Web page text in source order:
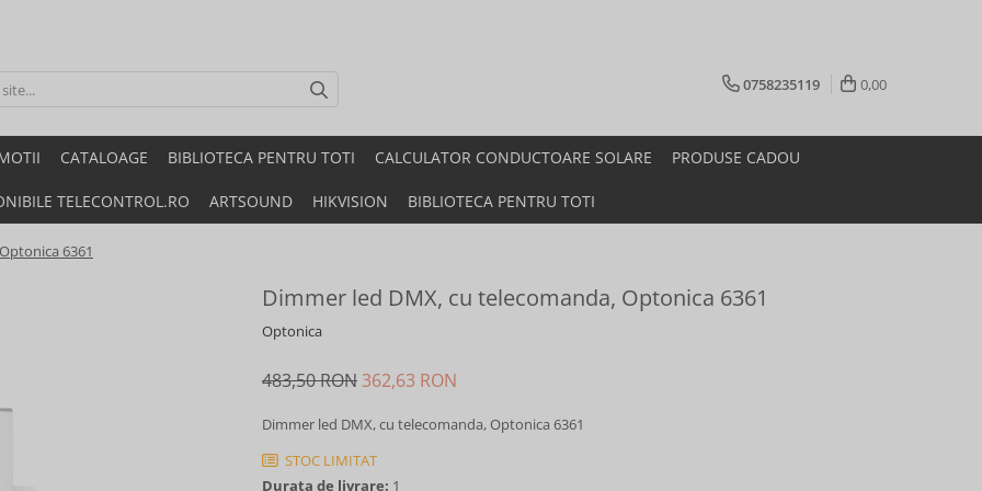
0758235119 0,00
CATALOAGE BIBLIOTECA PENTRU TOTI CALCULATOR CONDUCTOARE SOLARE PRODUSE CADOU
TELECONTROL.RO ARTSOUND HIKVISION BIBLIOTECA PENTRU TOTI
6361
Dimmer led DMX, cu telecomanda, Optonica 6361
Optonica
483,50 RON 362,63 RON
Dimmer led DMX, cu telecomanda, Optonica 6361
STOC LIMITAT
Durata de livrare: 1